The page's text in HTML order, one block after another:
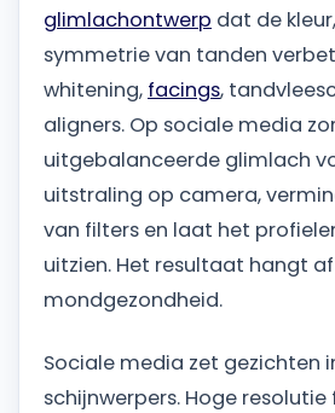
glimlachontwerp dat de
symmetrie van tanden
whitening, facings,
aligners. Op sociale media
uitgebalanceerde glimlach
uitstraling op camera,
van filters en laat het
uitzien. Het resultaat hangt
mondgezondheid.
Sociale media zet gezichten
schijnwerpers. Hoge resolutie